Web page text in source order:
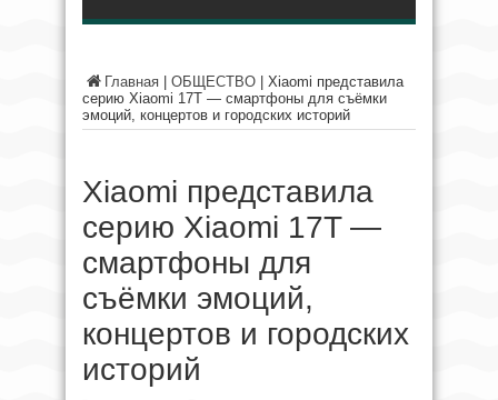
Главная ОБЩЕСТВО
Xiaomi представила
серию Xiaomi 17T — смартфоны для съёмки
эмоций, концертов и городских историй
Xiaomi представила
серию Xiaomi 17T —
смартфоны для
съёмки эмоций,
концертов и городских
историй